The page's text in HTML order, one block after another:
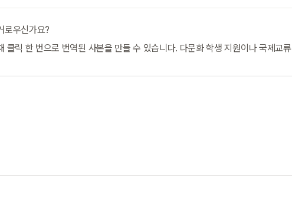
로우신가요?
클릭 한 번으로 번역된 사본을 만들 수 있습니다. 다문화 학생 지원이나 국제교류